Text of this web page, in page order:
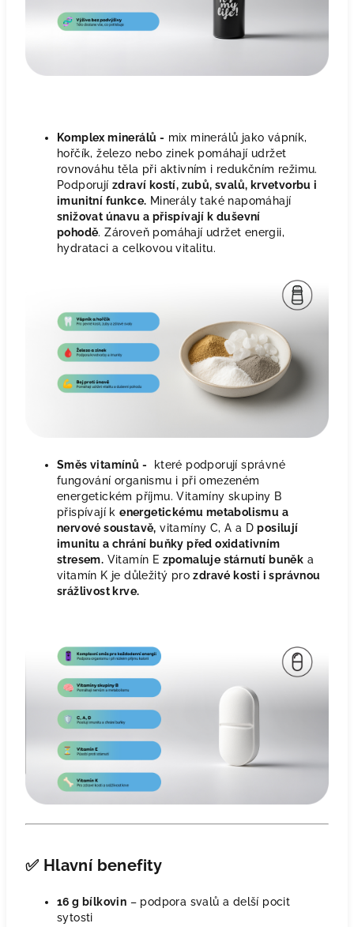
Komplex minerálů - mix minerálů jako vápník,
hořčík, železo nebo zinek pomáhají udržet
rovnováhu těla při aktivním i redukčním režimu.
Podporujízdraví kostí, zubů, svalů, krvetvorbu i
imunitní funkce. Minerály také napomáhají
snižovat únavu a přispívají k duševní
pohodě. Zároveň pomáhají udržet energii,
hydrataci a celkovou vitalitu.
Směs vitamínů -
které podporují správné
fungování organismu i při omezeném
energetickém příjmu. Vitamíny skupiny B
přispívají kenergetickému metabolismu a
nervové soustavě, vitamíny C, A a Dposilují
imunitu a chrání buňky před oxidativním
stresem. Vitamín E zpomaluje stárnutí buněk a
vitamín K je důležitý prozdravé kosti i správnou
srážlivost krve.
✅ Hlavní benefity
16 g bílkovin – podpora svalů a delší pocit
sytosti